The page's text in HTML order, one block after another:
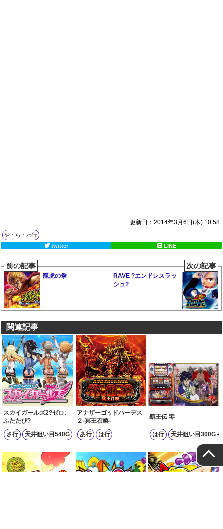
更新日：2014年3月6日(木) 10:58
や・ら・わ行
twitter
LINE
前の記事
龍虎の拳
次の記事
RAVE ?エンドレスラッ
シュ?
関連記事
スカイガールズ2?ゼロ、
ふたたび?
さ行
天井狙い目540G
アナザーゴッドハーデス
２-冥王召喚-
あ行
は行
覇王伝 零
は行 天井狙い目300G＋